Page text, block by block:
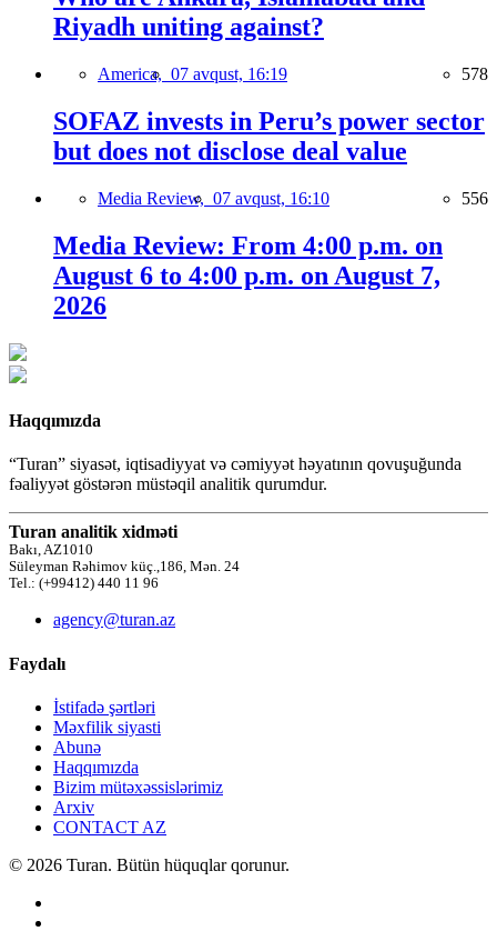
Riyadh uniting against?
America, 07 avqust, 16:19 578
SOFAZ invests in Peru’s power sector
but does not disclose deal value
Media Review, 07 avqust, 16:10 556
Media Review: From 4:00 p.m. on
August 6 to 4:00 p.m. on August 7,
2026
Haqqımızda
“Turan” siyasət, iqtisadiyyat və cəmiyyət həyatının qovuşuğunda
fəaliyyət göstərən müstəqil analitik qurumdur.
Turan analitik xidməti
Bakı, AZ1010
Süleyman Rəhimov küç.,186, Mən. 24
Tel.: (+99412) 440 11 96
agency@turan.az
Faydalı
İstifadə şərtləri
Məxfilik siyasti
Abunə
Haqqımızda
Bizim mütəxəssislərimiz
Arxiv
CONTACT AZ
© 2026 Turan. Bütün hüquqlar qorunur.